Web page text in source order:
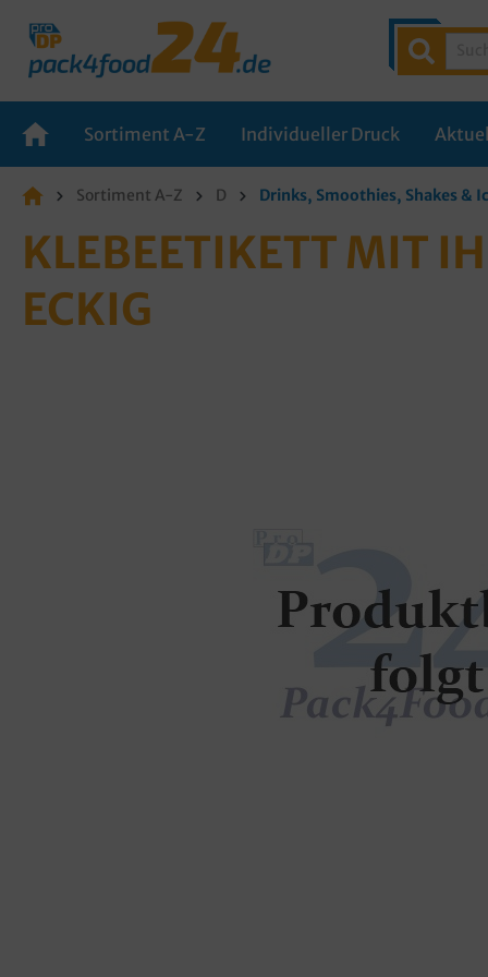
Sortiment A-Z Individueller Druck
Sortiment A-Z D Drinks, Smoothies, Shakes &
KLEBEETIKETT MIT
ECKIG